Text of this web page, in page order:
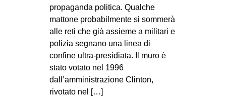
ESTREMO ORIENTE
MEDIO ORIENTE
MONDO
EVENTI
propaganda politica. Qualche
mattone probabilmente si sommerà
alle reti che già assieme a militari e
polizia segnano una linea di
confine ultra-presidiata. Il muro è
stato votato nel 1996
dall’amministrazione Clinton,
rivotato nel […]